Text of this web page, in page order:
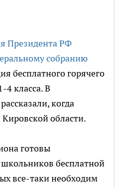
Президента РФ
собранию
бесплатного горячего
4 класса. В
когда
области.
готовы
бесплатной
все-таки необходим